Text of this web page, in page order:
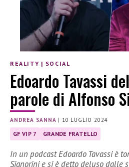
REALITY | SOCIAL
Edoardo Tavassi
parole di Alfonso
ANDREA SANNA | 10 LUGLIO 2024
GF VIP 7 GRANDE FRATELLO
In un podcast Edoardo Tavassi è
Signorini e si è detto deluso dalle